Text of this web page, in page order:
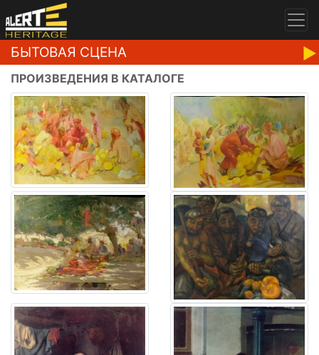
БЫТОВАЯ СЦЕНА
ПРОИЗВЕДЕНИЯ В КАТАЛОГЕ